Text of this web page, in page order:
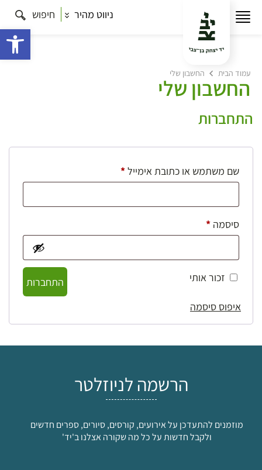
ניווט מהיר חיפוש
עמוד הבית החשבון שלי
החשבון שלי
התחברות
שם משתמש או כתובת אימייל*חובה
סיסמה *חובה
זכור אותי
התחברות
איפוס סיסמה
הרשמה לניוזלטר
מוזמנים להתעדכן על אירועים, קורסים, סיורים, ספרים חדשים
ולקבל חדשות על כל מה שקורה אצלנו ב'יד'